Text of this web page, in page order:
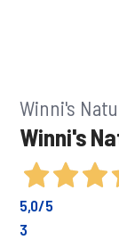
Winni's
Winni's
5,0/5
3